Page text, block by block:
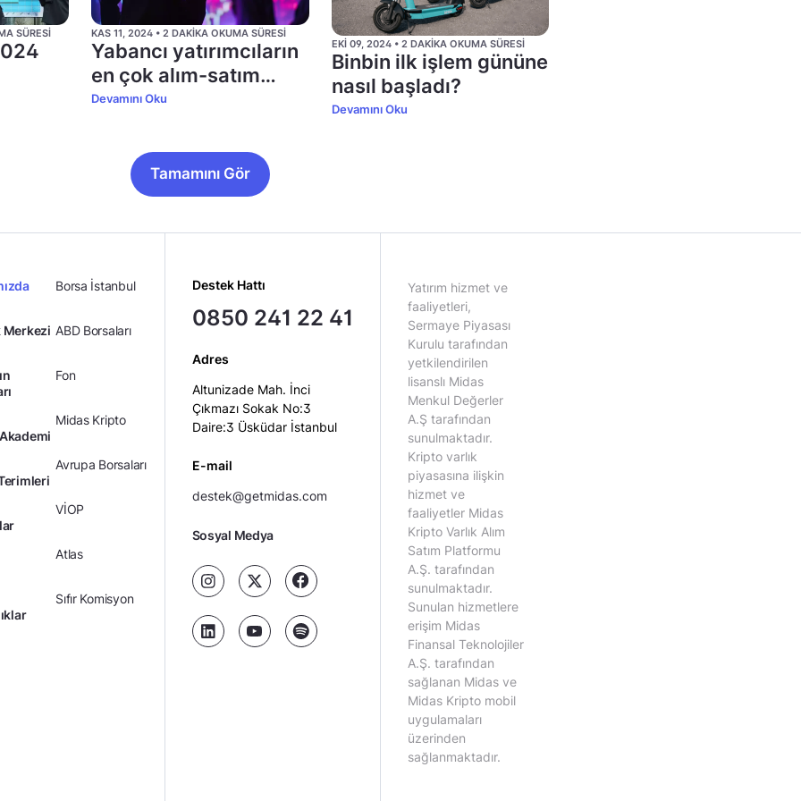
SÜRESI KAS 11, 2024 • 2 DAKIKA OKUMA SÜRESI
Yabancı yatırımcıların
en çok alım-satım
yaptığı hisseler (Ekim)
Devamını Oku
EKI 09, 2024 • 2 DAKIKA OKUMA SÜRESI
Binbin ilk işlem gününe
nasıl başladı?
Devamını Oku
Tamamını Gör
Merkezi
Borsa İstanbul
ABD Borsaları
Fon
Midas Kripto
Avrupa Borsaları
VİOP
Atlas
Sıfır Komisyon
Destek Hattı
0850 241 22 41
Adres
Altunizade Mah. İnci
Çıkmazı Sokak No:3
Daire:3 Üsküdar İstanbul
E-mail
destek@getmidas.com
Sosyal Medya
Yatırım hizmet ve
faaliyetleri,
Sermaye Piyasası
Kurulu tarafından
yetkilendirilen
lisanslı Midas
Menkul Değerler
A.Ş tarafından
sunulmaktadır.
Kripto varlık
piyasasına ilişkin
hizmet ve
faaliyetler Midas
Kripto Varlık Alım
Satım Platformu
A.Ş. tarafından
sunulmaktadır.
Sunulan hizmetlere
erişim Midas
Finansal Teknolojiler
A.Ş. tarafından
sağlanan Midas ve
Midas Kripto mobil
uygulamaları
üzerinden
sağlanmaktadır.